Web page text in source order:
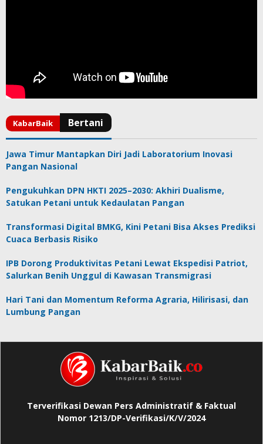
Jawa Timur Mantapkan Diri Jadi Laboratorium Inovasi
Pangan Nasional
Pengukuhkan DPN HKTI 2025–2030: Akhiri Dualisme,
Satukan Petani untuk Kedaulatan Pangan
Transformasi Digital BMKG, Kini Petani Bisa Akses Prediksi
Cuaca Berbasis Risiko
IPB Dorong Produktivitas Petani Lewat Ekspedisi Patriot,
Salurkan Benih Unggul di Kawasan Transmigrasi
Hari Tani dan Momentum Reforma Agraria, Hilirisasi, dan
Lumbung Pangan
Terverifikasi Dewan Pers Administratif & Faktual
Nomor 1213/DP-Verifikasi/K/V/2024